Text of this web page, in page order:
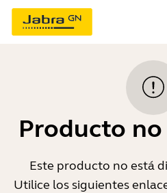
Producto
Este producto no está
Utilice los siguientes